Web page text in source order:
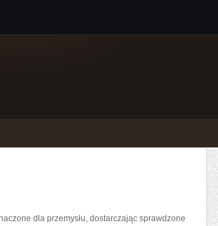
dla przemysłu, dostarczając sprawdzone